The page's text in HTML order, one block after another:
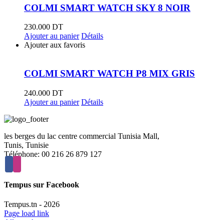
COLMI SMART WATCH SKY 8 NOIR
230.000 DT
Ajouter au panier Détails
Ajouter aux favoris
COLMI SMART WATCH P8 MIX GRIS
240.000 DT
Ajouter au panier Détails
les berges du lac centre commercial Tunisia Mall,
Tunis, Tunisie
Téléphone: 00 216 26 879 127
Tempus sur Facebook
Tempus.tn - 2026
Page load link